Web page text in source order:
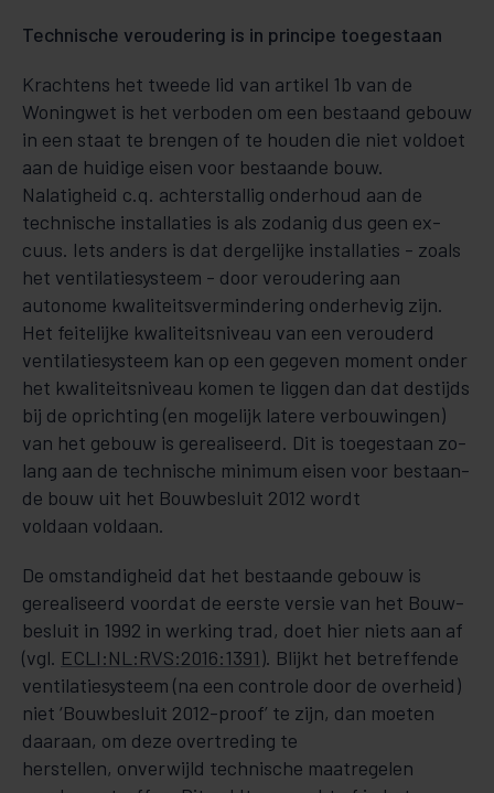
Technische veroudering is in principe toegestaan
Krachtens het tweede lid van artikel 1b van de
Woningwet is het verboden om een bestaand gebouw
in een staat te brengen of te houden die niet voldoet
aan de huidige eisen voor be­staande bouw.
Nalatigheid c.q. achterstallig onderhoud aan de
technische installaties is als zodanig dus geen ex­
cuus. Iets anders is dat dergelijke installaties - zoals
het ventilatiesysteem - door veroude­ring aan
autonome kwaliteitsvermindering onderhevig zijn.
Het feitelijke kwaliteitsniveau van een verouderd
ven­tilatie­sys­teem kan op een gegeven moment onder
het kwaliteitsniveau komen te liggen dan dat destijds
bij de oprichting (en mogelijk latere verbouwingen)
van het gebouw is gerealiseerd. Dit is toegestaan zo­
lang aan de technische minimum eisen voor be­staan­­
de bouw uit het Bouwbesluit 2012 wordt
voldaan voldaan.
De omstandigheid dat het bestaande gebouw is
gerealiseerd voordat de eerste versie van het Bouw­
be­­sluit in 1992 in wer­king trad, doet hier niets aan af
(vgl. ECLI:NL:RVS:2016:1391). Blijkt het betreffende
ventilatiesysteem (na een controle door de overheid)
niet ‘Bouwbesluit 2012-proof’ te zijn, dan moeten
daaraan, om deze overtreding te
herstellen, onverwijld technische maatregelen